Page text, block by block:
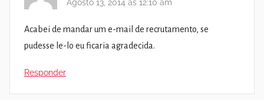
Agosto 13, 2014 às 12:10 am
Acabei de mandar um e-mail de recrutamento, se
pudesse le-lo eu ficaria agradecida.
Responder